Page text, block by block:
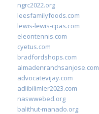
ngrc2022.org
leesfamilyfoods.com
lewis-lewis-cpas.com
eleontennis.com
cyetus.com
bradfordshops.com
almadenranchsanjose.com
advocatevijay.com
adlibilimler2023.com
naswwebed.org
balithut-manado.org